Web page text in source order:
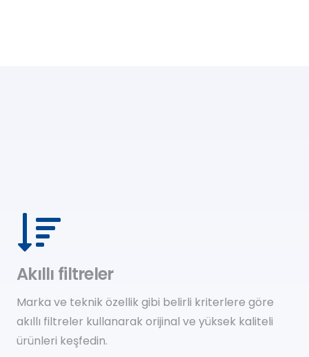
Akıllı filtreler
Marka ve teknik özellik gibi belirli kriterlere göre
akıllı filtreler kullanarak orijinal ve yüksek kaliteli
ürünleri keşfedin.